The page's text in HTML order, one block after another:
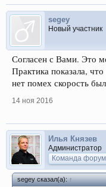
segey
Новый участник
Согласен с Вами. Это
Практика показала,
нет помех скорость
14 ноя 2016
Илья Князев
Администратор
Команда
segey сказал(а):↑